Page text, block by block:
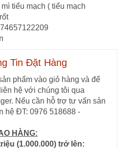
tiểu mạch ( tiểu mạch
Tin Đặt Hàng
phẩm vào giỏ hàng và để
hệ với chúng tôi qua
Nếu cần hỗ trợ tư vấn sản
hệ ĐT: 0976 518688 -
HÀNG:
(1.000.000) trở lên: